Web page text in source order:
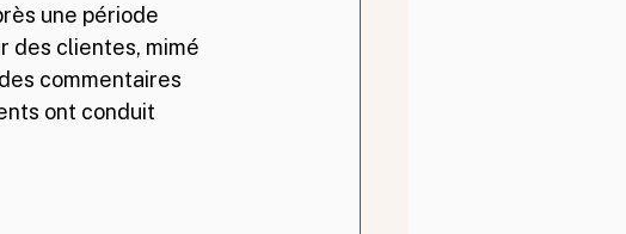
une période
des clientes, mimé
commentaires
ont conduit